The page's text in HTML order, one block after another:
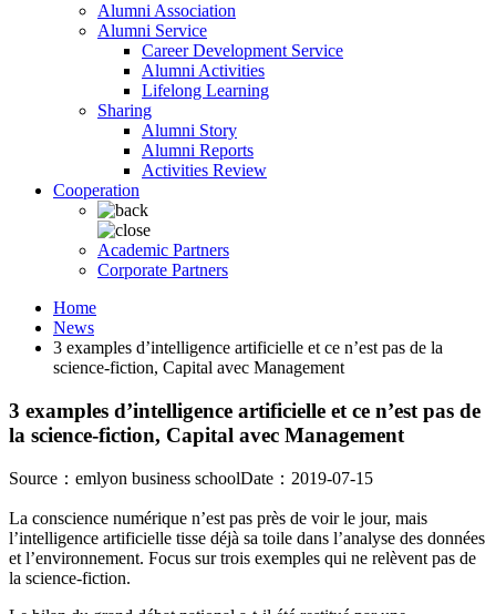
Alumni Association
Alumni Service
Career Development Service
Alumni Activities
Lifelong Learning
Sharing
Alumni Story
Alumni Reports
Activities Review
Cooperation
Academic Partners
Corporate Partners
Home
News
3 examples d’intelligence artificielle et ce n’est pas de la
science-fiction, Capital avec Management
3 examples d’intelligence artificielle et ce n’est pas de
la science-fiction, Capital avec Management
Source：emlyon business schoolDate：2019-07-15
La conscience numérique n’est pas près de voir le jour, mais
l’intelligence artificielle tisse déjà sa toile dans l’analyse des données
et l’environnement. Focus sur trois exemples qui ne relèvent pas de
la science-fiction.